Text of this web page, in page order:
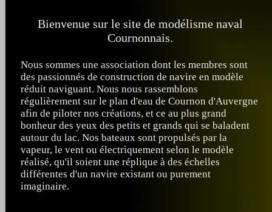
Bienvenue sur le site de modélisme naval
Cournonnais.
Nous sommes une association dont les membres sont
des passionnés de construction de navire en modèle
réduit naviguant. Nous nous rassemblons
régulièrement sur le plan d'eau de Cournon d'Auvergne
afin de piloter nos créations, et ce au plus grand
bonheur des yeux des petits et grands qui se baladent
autour du lac. Nos bateaux sont propulsés par la
vapeur, le vent ou électriquement selon le modèle
réalisé, qu'il soient une réplique à des échelles
différentes d'un navire existant ou purement
imaginaire.